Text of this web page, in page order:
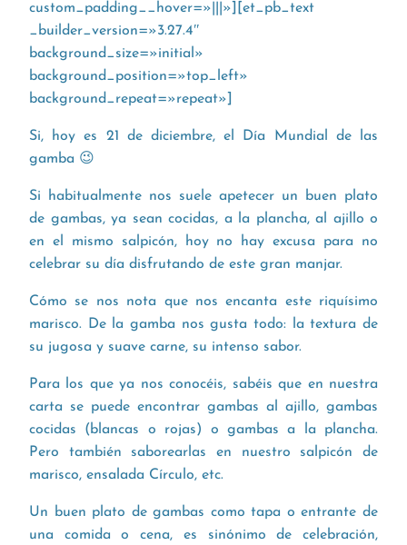
custom_padding__hover=»|||»][et_pb_text
_builder_version=»3.27.4″
background_size=»initial»
background_position=»top_left»
background_repeat=»repeat»]
Si, hoy es 21 de diciembre, el Día Mundial de las
gamba 😉
Si habitualmente nos suele apetecer un buen plato
de gambas, ya sean cocidas, a la plancha, al ajillo o
en el mismo salpicón, hoy no hay excusa para no
celebrar su día disfrutando de este gran manjar.
Cómo se nos nota que nos encanta este riquísimo
marisco. De la gamba nos gusta todo: la textura de
su jugosa y suave carne, su intenso sabor.
Para los que ya nos conocéis, sabéis que en nuestra
carta se puede encontrar gambas al ajillo, gambas
cocidas (blancas o rojas) o gambas a la plancha.
Pero también saborearlas en nuestro salpicón de
marisco, ensalada Círculo, etc.
Un buen plato de gambas como tapa o entrante de
una comida o cena, es sinónimo de celebración,